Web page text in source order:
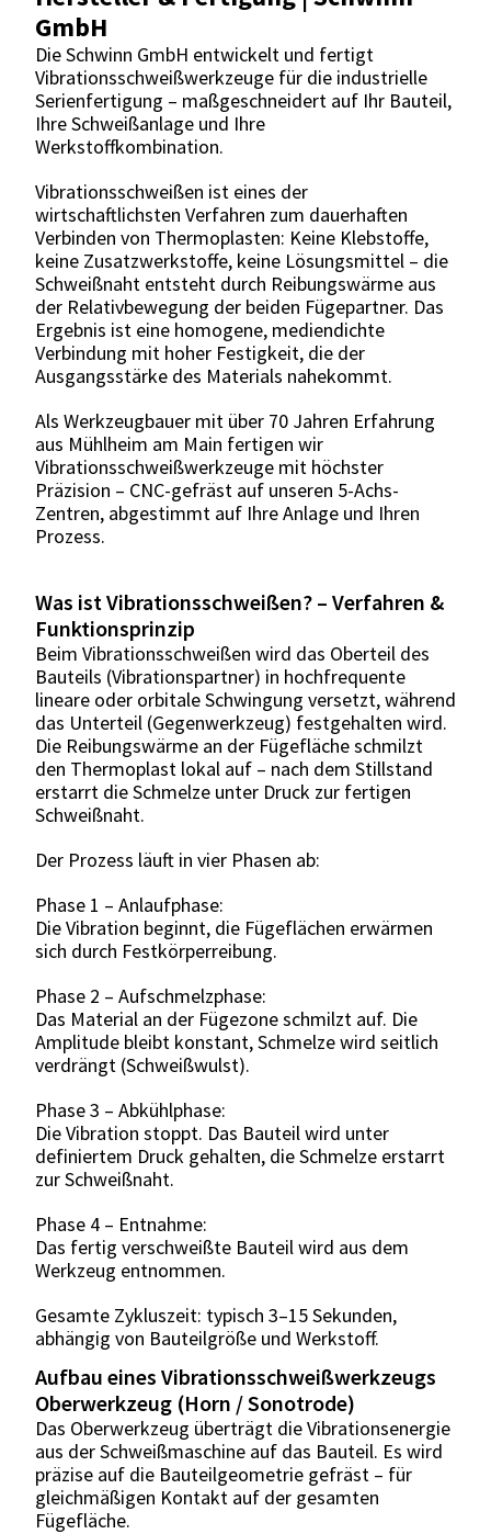
GmbH
Die Schwinn GmbH entwickelt und fertigt
Vibrationsschweißwerkzeuge für die industrielle
Serienfertigung – maßgeschneidert auf Ihr Bauteil,
Ihre Schweißanlage und Ihre
Werkstoffkombination.
Vibrationsschweißen ist eines der
wirtschaftlichsten Verfahren zum dauerhaften
Verbinden von Thermoplasten: Keine Klebstoffe,
keine Zusatzwerkstoffe, keine Lösungsmittel – die
Schweißnaht entsteht durch Reibungswärme aus
der Relativbewegung der beiden Fügepartner. Das
Ergebnis ist eine homogene, mediendichte
Verbindung mit hoher Festigkeit, die der
Ausgangsstärke des Materials nahekommt.
Als Werkzeugbauer mit über 70 Jahren Erfahrung
aus Mühlheim am Main fertigen wir
Vibrationsschweißwerkzeuge mit höchster
Präzision – CNC-gefräst auf unseren 5-Achs-
Zentren, abgestimmt auf Ihre Anlage und Ihren
Prozess.
Was ist Vibrationsschweißen? – Verfahren &
Funktionsprinzip
Beim Vibrationsschweißen wird das Oberteil des
Bauteils (Vibrationspartner) in hochfrequente
lineare oder orbitale Schwingung versetzt, während
das Unterteil (Gegenwerkzeug) festgehalten wird.
Die Reibungswärme an der Fügefläche schmilzt
den Thermoplast lokal auf – nach dem Stillstand
erstarrt die Schmelze unter Druck zur fertigen
Schweißnaht.
Der Prozess läuft in vier Phasen ab:
Phase 1 – Anlaufphase:
Die Vibration beginnt, die Fügeflächen erwärmen
sich durch Festkörperreibung.
Phase 2 – Aufschmelzphase:
Das Material an der Fügezone schmilzt auf. Die
Amplitude bleibt konstant, Schmelze wird seitlich
verdrängt (Schweißwulst).
Phase 3 – Abkühlphase:
Die Vibration stoppt. Das Bauteil wird unter
definiertem Druck gehalten, die Schmelze erstarrt
zur Schweißnaht.
Phase 4 – Entnahme:
Das fertig verschweißte Bauteil wird aus dem
Werkzeug entnommen.
Gesamte Zykluszeit: typisch 3–15 Sekunden,
abhängig von Bauteilgröße und Werkstoff.
Aufbau eines Vibrationsschweißwerkzeugs
Oberwerkzeug (Horn / Sonotrode)
Das Oberwerkzeug überträgt die Vibrationsenergie
aus der Schweißmaschine auf das Bauteil. Es wird
präzise auf die Bauteilgeometrie gefräst – für
gleichmäßigen Kontakt auf der gesamten
Fügefläche.